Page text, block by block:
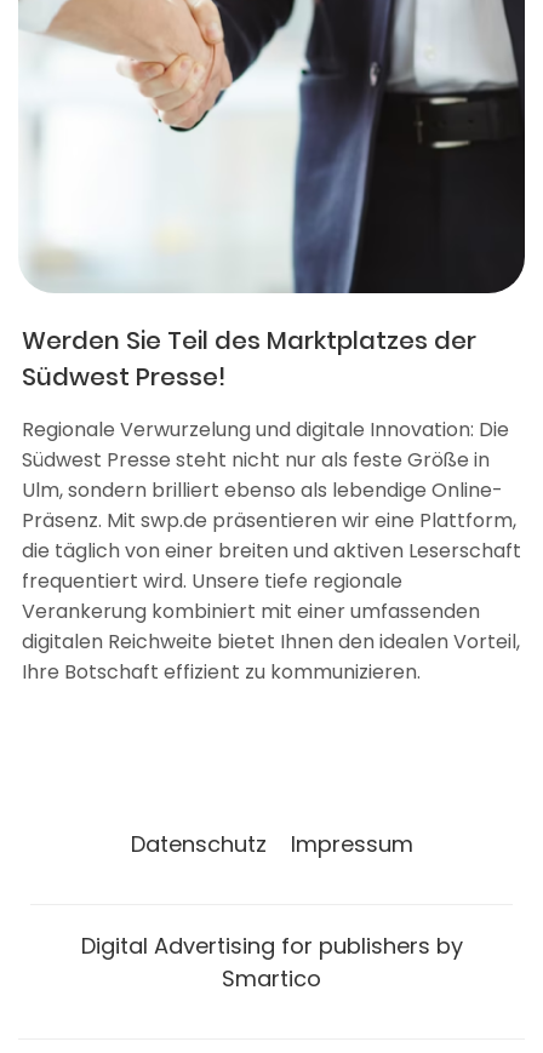
Werden Sie Teil des Marktplatzes der
Südwest Presse!
Regionale Verwurzelung und digitale Innovation: Die
Südwest Presse steht nicht nur als feste Größe in
Ulm, sondern brilliert ebenso als lebendige Online-
Präsenz. Mit swp.de präsentieren wir eine Plattform,
die täglich von einer breiten und aktiven Leserschaft
frequentiert wird. Unsere tiefe regionale
Verankerung kombiniert mit einer umfassenden
digitalen Reichweite bietet Ihnen den idealen Vorteil,
Ihre Botschaft effizient zu kommunizieren.
Datenschutz Impressum
Digital Advertising for publishers by
Smartico